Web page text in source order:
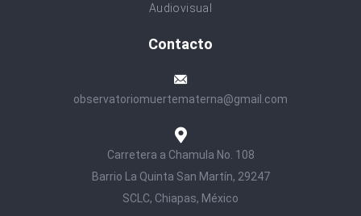
Audiovisual
Contacto
observatoriomuertematerna@gmail.com
Carretera a Chamula No. 108
Barrio La Quinta San Martín, 29247
SCLC, Chiapas, México